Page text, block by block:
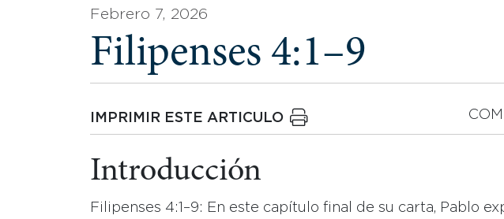
Febrero 7, 2026
Filipenses 4:1–9
IMPRIMIR ESTE ARTICULO
Introducción
Filipenses 4:1–9: En este capítulo final de su carta, Pablo